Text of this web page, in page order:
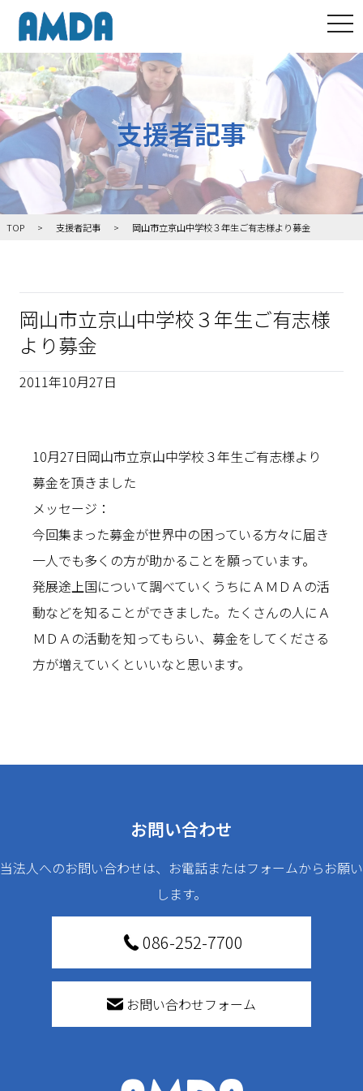
支援者記事
TOP 支援者記事 岡山市立京山中学校３年生ご有志様より募金
岡山市立京山中学校３年生ご有志様
より募金
2011年10月27日
10月27日岡山市立京山中学校３年生ご有志様より
募金を頂きました
メッセージ：
今回集まった募金が世界中の困っている方々に届き
一人でも多くの方が助かることを願っています。
発展途上国について調べていくうちにＡＭＤＡの活
動などを知ることができました。たくさんの人にＡ
ＭＤＡの活動を知ってもらい、募金をしてくださる
方が増えていくといいなと思います。
お問い合わせ
当法人へのお問い合わせは、お電話またはフォームからお願い
します。
086-252-7700
お問い合わせフォーム